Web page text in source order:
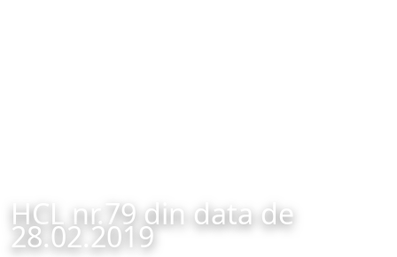
HCL nr.79 din data de
28.02.2019